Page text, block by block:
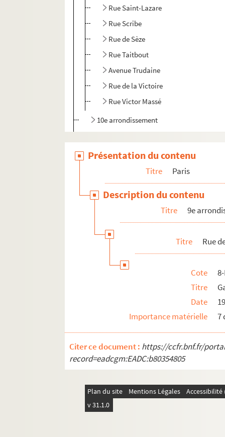
Rue Saint-Lazare
Rue Scribe
Rue de Sèze
Rue Taitbout
Avenue Trudaine
Rue de la Victoire
Rue Victor Massé
10e arrondissement
12e arrondissement
13e arrondissement
14e arrondissement
15e arrondissement
17e arrondissement
19e arrondissement
Présentation du contenu
Titre Paris
Description du contenu
Titre 9e
Titre Rue
Cote
Titre
Date
Importance matérielle
7
Citer ce document : https://ccfr.bnf.fr/
record=eadcgm:EADC:b80354805
Plan du site Mentions Légales
v 31.1.0